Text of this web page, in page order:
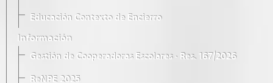
Educación Contexto de Encierro
Información
Gestión de Cooperadoras Escolares · Res. 167/2026
ReNPE 2025